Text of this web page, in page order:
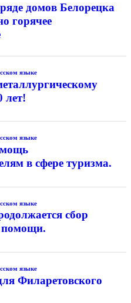
домов Белорецка
горячее
языке
лет!
языке
в сфере туризма.
языке
сбор
помощи.
языке
Филаретовского